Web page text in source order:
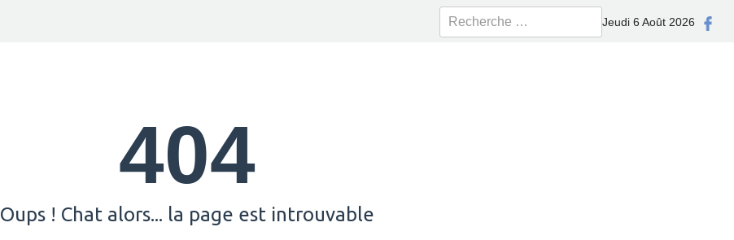
Jeudi 6 Août 2026
Rechercher
404
Oups ! Chat alors... la page est introuvable